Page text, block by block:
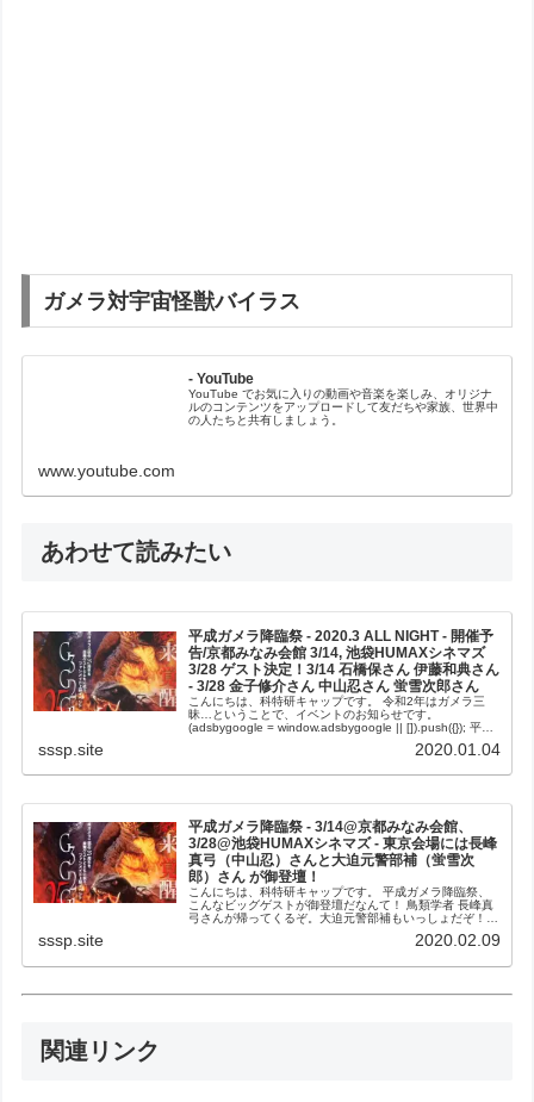
ガメラ対宇宙怪獣バイラス
- YouTube
YouTube でお気に入りの動画や音楽を楽しみ、オリジナ
ルのコンテンツをアップロードして友だちや家族、世界中
の人たちと共有しましょう。
www.youtube.com
あわせて読みたい
平成ガメラ降臨祭 - 2020.3 ALL NIGHT - 開催予
告/京都みなみ会館 3/14, 池袋HUMAXシネマズ
3/28 ゲスト決定！3/14 石橋保さん 伊藤和典さん
- 3/28 金子修介さん 中山忍さん 蛍雪次郎さん
こんにちは、科特研キャップです。 令和2年はガメラ三
昧…ということで、イベントのお知らせです。
(adsbygoogle = window.adsbygoogle || []).push({}); 平成
sssp.site 2020.01.04
平成ガメラ降臨祭 - 3/14@京都みなみ会館、
3/28@池袋HUMAXシネマズ - 東京会場には長峰
真弓（中山忍）さんと大迫元警部補（蛍雪次
郎）さん が御登壇！
こんにちは、科特研キャップです。 平成ガメラ降臨祭、
こんなビッグゲストが御登壇だなんて！ 鳥類学者 長峰真
弓さんが帰ってくるぞ。大迫元警部補もいっしょだぞ！
sssp.site 2020.02.09
関連リンク